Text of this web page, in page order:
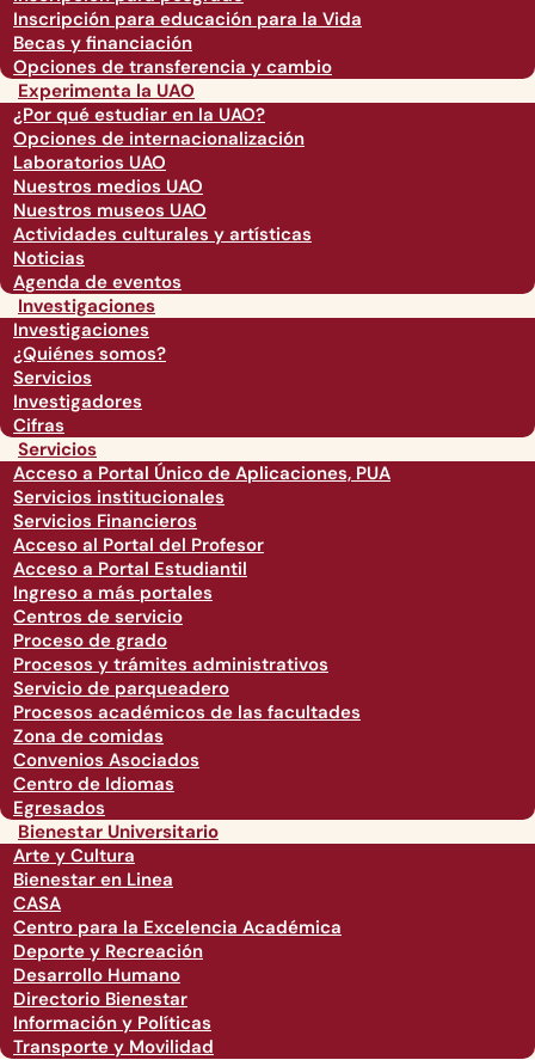
Inscripción para educación para la Vida
Becas y financiación
Opciones de transferencia y cambio
Experimenta la UAO
¿Por qué estudiar en la UAO?
Opciones de internacionalización
Laboratorios UAO
Nuestros medios UAO
Nuestros museos UAO
Actividades culturales y artísticas
Noticias
Agenda de eventos
Investigaciones
Investigaciones
¿Quiénes somos?
Servicios
Investigadores
Cifras
Servicios
Acceso a Portal Único de Aplicaciones, PUA
Servicios institucionales
Servicios Financieros
Acceso al Portal del Profesor
Acceso a Portal Estudiantil
Ingreso a más portales
Centros de servicio
Proceso de grado
Procesos y trámites administrativos
Servicio de parqueadero
Procesos académicos de las facultades
Zona de comidas
Convenios Asociados
Centro de Idiomas
Egresados
Bienestar Universitario
Arte y Cultura
Bienestar en Linea
CASA
Centro para la Excelencia Académica
Deporte y Recreación
Desarrollo Humano
Directorio Bienestar
Información y Políticas
Transporte y Movilidad